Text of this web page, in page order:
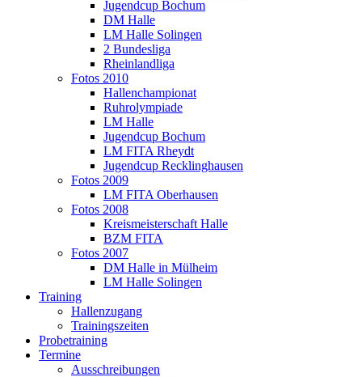
Jugendcup Bochum
DM Halle
LM Halle Solingen
2 Bundesliga
Rheinlandliga
Fotos 2010
Hallenchampionat
Ruhrolympiade
LM Halle
Jugendcup Bochum
LM FITA Rheydt
Jugendcup Recklinghausen
Fotos 2009
LM FITA Oberhausen
Fotos 2008
Kreismeisterschaft Halle
BZM FITA
Fotos 2007
DM Halle in Mülheim
LM Halle Solingen
Training
Hallenzugang
Trainingszeiten
Probetraining
Termine
Ausschreibungen